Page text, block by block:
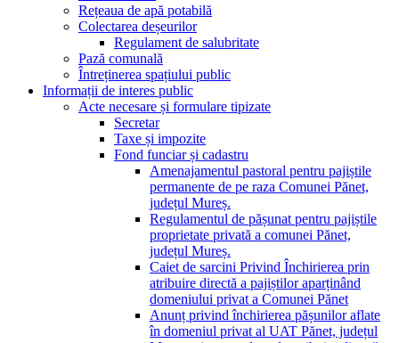
Rețeaua de apă potabilă
Colectarea deșeurilor
Regulament de salubritate
Pază comunală
Întreținerea spațiului public
Informații de interes public
Acte necesare și formulare tipizate
Secretar
Taxe și impozite
Fond funciar și cadastru
Amenajamentul pastoral pentru pajiștile
permanente de pe raza Comunei Pănet,
județul Mureș.
Regulamentul de pășunat pentru pajiștile
proprietate privată a comunei Pănet,
județul Mureș.
Caiet de sarcini Privind Închirierea prin
atribuire directă a pajiștilor aparținând
domeniului privat a Comunei Pănet
Anunț privind închirierea pășunilor aflate
în domeniul privat al UAT Pănet, județul